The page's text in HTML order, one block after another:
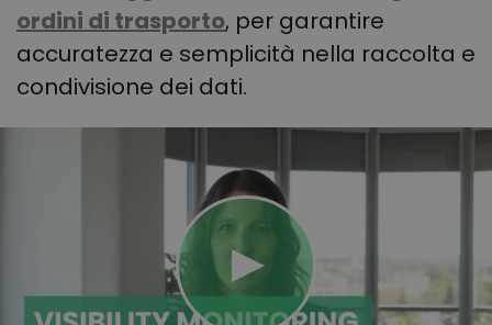
ordini di trasporto, per garantire
accuratezza e semplicità nella raccolta e
condivisione dei dati.